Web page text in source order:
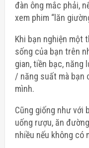
đàn ông mắc phải,
xem phim “lăn
Khi bạn nghiện một
sống của bạn trên
gian, tiền bạc, năng
/ năng suất mà bạn
mình.
Cũng giống như với
uống rượu, ăn
nhiều nếu không có